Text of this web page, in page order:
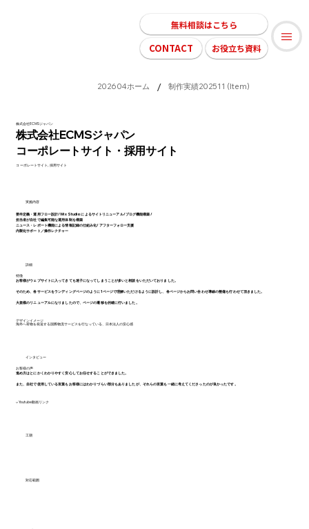
無料相談はこちら
CONTACT お役立ち資料
202604ホーム / 制作実績202511 (Item)
株式会社ECMSジャパン
株式会社ECMSジャパン
コーポレートサイト・採用サイト
コーポレートサイト, 採用サイト
実施内容
要件定義・運用フロー設計/Wix Studioによるサイトリニューアル/ブログ機能構築/
担当者が自社で編集可能な運用体制を構築
ニュース・レポート機能による情報記録の仕組み化/アフターフォロー支援
内製化サポート／操作レクチャー
詳細
特徴
お客様がウェブサイトに入ってきても迷子になってしまうことが多いと相談をいただいておりました。
そのため、各サービスをランディングページのように1ページで理解いただけるように設計し、各ページからお問い合わせ導線の整備も行わせて頂きました。
大規模のリニューアルになりましたので、ページの遷移を的確に行いました。
デザインイメージ
海外へ荷物を発送する国際物流サービスを行なっている、日本法人の安心感
インタビュー
お客様の声
進め方はとにかくわかりやすく安心してお任せすることができました。
また、自社で使用している言葉もお客様にはわかりづらい部分もありましたが、それらの言葉も一緒に考えてくださったのが良かったです。
▼Youtube動画リンク
工期
対応範囲